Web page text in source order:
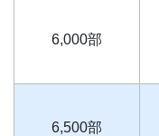
6,000部
6,500部